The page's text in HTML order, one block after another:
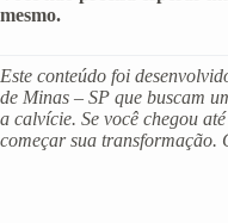
mesmo.
Este conteúdo foi
de Minas – SP que buscam
a calvície. Se você chegou
começar sua transformação.